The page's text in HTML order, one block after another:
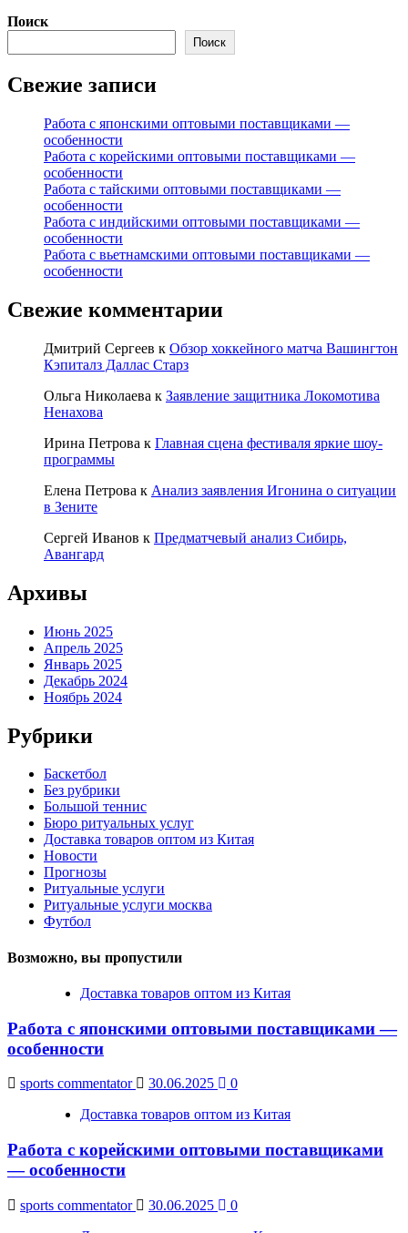
Поиск
Поиск
Свежие записи
Работа с японскими оптовыми поставщиками —
особенности
Работа с корейскими оптовыми поставщиками —
особенности
Работа с тайскими оптовыми поставщиками —
особенности
Работа с индийскими оптовыми поставщиками —
особенности
Работа с вьетнамскими оптовыми поставщиками —
особенности
Свежие комментарии
Дмитрий Сергеев к Обзор хоккейного матча Вашингтон
Кэпиталз Даллас Старз
Ольга Николаева к Заявление защитника Локомотива
Ненахова
Ирина Петрова к Главная сцена фестиваля яркие шоу-
программы
Елена Петрова к Анализ заявления Игонина о ситуации
в Зените
Сергей Иванов к Предматчевый анализ Сибирь,
Авангард
Архивы
Июнь 2025
Апрель 2025
Январь 2025
Декабрь 2024
Ноябрь 2024
Рубрики
Баскетбол
Без рубрики
Большой теннис
Бюро ритуальных услуг
Доставка товаров оптом из Китая
Новости
Прогнозы
Ритуальные услуги
Ритуальные услуги москва
Футбол
Возможно, вы пропустили
Доставка товаров оптом из Китая
Работа с японскими оптовыми поставщиками —
особенности
sports commentator 30.06.2025
0
Доставка товаров оптом из Китая
Работа с корейскими оптовыми поставщиками
— особенности
sports commentator 30.06.2025
0